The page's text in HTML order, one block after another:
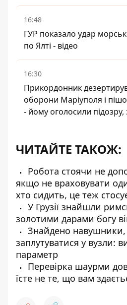
16:48
ГУР показало удар
по Ялті - відео
16:30
Прикордонник
оборони Маріуполя і
- йому оголосили підозру,
ЧИТАЙТЕ ТАКОЖ:
Робота стоячи не
якщо не враховувати
хто сидить, це теж
У Грузії знайшли
золотими дарами богу
Знайдено навушники,
заплутуватися у вузли:
параметр
Перевірка шаурми
їсте не те, що вам